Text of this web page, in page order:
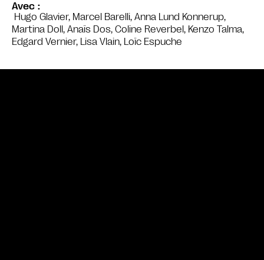
Avec
Hugo Glavier, Marcel Barelli, Anna Lund Konnerup,
Martina Doll, Anaïs Dos, Coline Reverbel, Kenzo Talma,
Edgard Vernier, Lisa Vlain, Loïc Espuche